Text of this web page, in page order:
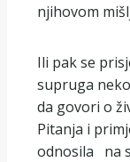
njihovom
Ili pak se
supruga
da govori o
Pitanja i
odnosila na